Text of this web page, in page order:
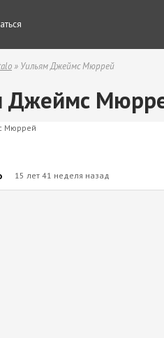
» Уильям Джеймс Мюррей
Джеймс
15 лет 41 неделя назад